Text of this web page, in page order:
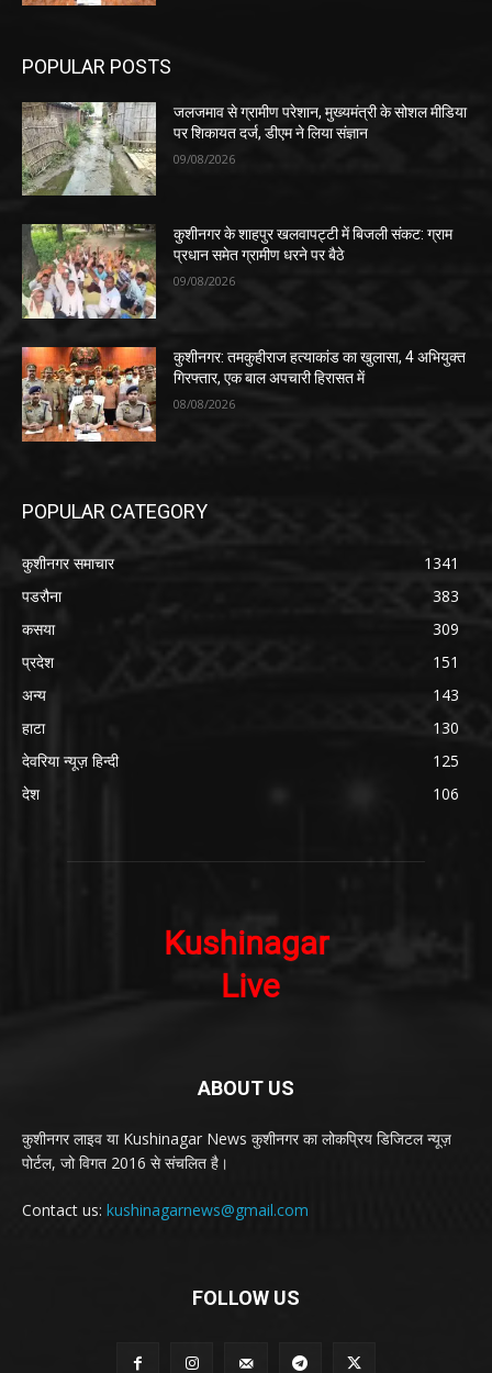
POPULAR POSTS
जलजमाव से ग्रामीण परेशान, मुख्यमंत्री के सोशल मीडिया
पर शिकायत दर्ज, डीएम ने लिया संज्ञान
09/08/2026
कुशीनगर के शाहपुर खलवापट्टी में बिजली संकट: ग्राम
प्रधान समेत ग्रामीण धरने पर बैठे
09/08/2026
कुशीनगर: तमकुहीराज हत्याकांड का खुलासा, 4 अभियुक्त
गिरफ्तार, एक बाल अपचारी हिरासत में
08/08/2026
POPULAR CATEGORY
कुशीनगर समाचार
1341
पडरौना
383
कसया
309
प्रदेश
151
अन्य
143
हाटा
130
देवरिया न्यूज़ हिन्दी
125
देश
106
ABOUT US
कुशीनगर लाइव या Kushinagar News कुशीनगर का लोकप्रिय डिजिटल न्यूज़
पोर्टल, जो विगत 2016 से संचलित है।
Contact us: kushinagarnews@gmail.com
FOLLOW US